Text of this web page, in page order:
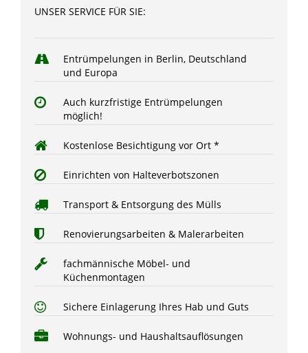
UNSER SERVICE FÜR SIE:
Entrümpelungen in Berlin, Deutschland
und Europa
Auch kurzfristige Entrümpelungen
möglich!
Kostenlose Besichtigung vor Ort *
Einrichten von Halteverbotszonen
Transport & Entsorgung des Mülls
Renovierungsarbeiten & Malerarbeiten
fachmännische Möbel- und
Küchenmontagen
Sichere Einlagerung Ihres Hab und Guts
Wohnungs- und Haushaltsauflösungen